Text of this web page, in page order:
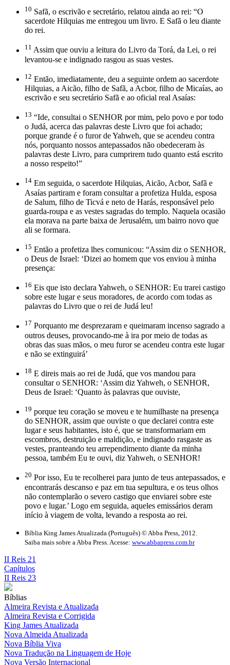
10 Safã, o escrivão e secretário, relatou ainda ao rei: “O
sacerdote Hilquias me entregou um livro. E Safã o leu diante
do rei.
11 Assim que ouviu a leitura do Livro da Torá, da Lei, o rei
levantou-se e indignado rasgou as suas vestes.
12 Então, imediatamente, deu a seguinte ordem ao sacerdote
Hilquias, a Aicão, filho de Safã, a Acbor, filho de Micaías, ao
escrivão e seu secretário Safã e ao oficial real Asaías:
13 “Ide, consultai o SENHOR por mim, pelo povo e por todo
o Judá, acerca das palavras deste Livro que foi achado;
porque grande é o furor de Yahweh, que se acendeu contra
nós, porquanto nossos antepassados não obedeceram às
palavras deste Livro, para cumprirem tudo quanto está escrito
a nosso respeito!”
14 Em seguida, o sacerdote Hilquias, Aicão, Acbor, Safã e
Asaías partiram e foram consultar a profetiza Hulda, esposa
de Salum, filho de Ticvá e neto de Harás, responsável pelo
guarda-roupa e as vestes sagradas do templo. Naquela ocasião
ela morava na parte baixa de Jerusalém, um bairro novo que
ali se formara.
15 Então a profetiza lhes comunicou: “Assim diz o SENHOR,
o Deus de Israel: ‘Dizei ao homem que vos enviou à minha
presença:
16 Eis que isto declara Yahweh, o SENHOR: Eu trarei castigo
sobre este lugar e seus moradores, de acordo com todas as
palavras do Livro que o rei de Judá leu!
17 Porquanto me desprezaram e queimaram incenso sagrado a
outros deuses, provocando-me à ira por meio de todas as
obras das suas mãos, o meu furor se acendeu contra este lugar
e não se extinguirá’
18 E direis mais ao rei de Judá, que vos mandou para
consultar o SENHOR: ‘Assim diz Yahweh, o SENHOR,
Deus de Israel: ‘Quanto às palavras que ouviste,
19 porque teu coração se moveu e te humilhaste na presença
do SENHOR, assim que ouviste o que declarei contra este
lugar e seus habitantes, isto é, que se transformariam em
escombros, destruição e maldição, e indignado rasgaste as
vestes, pranteando teu arrependimento diante da minha
pessoa, também Eu te ouvi, diz Yahweh, o SENHOR!
20 Por isso, Eu te recolherei para junto de teus antepassados, e
encontrarás descanso e paz em tua sepultura, e os teus olhos
não contemplarão o severo castigo que enviarei sobre este
povo e lugar.’ Logo em seguida, aqueles emissários deram
início à viagem de volta, levando a resposta ao rei.
Bíblia King James Atualizada (Português) © Abba Press, 2012.
Saiba mais sobre a Abba Press. Acesse: www.abbapress.com.br
II Reis 21
Capítulos
II Reis 23
Bíblias
Almeira Revista e Atualizada
Almeira Revista e Corrigida
King James Atualizada
Nova Almeida Atualizada
Nova Bíblia Viva
Nova Tradução na Linguagem de Hoje
Nova Versão Internacional